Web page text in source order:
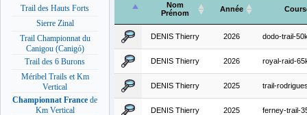
Trail des Hauts Forts
Sierre Zinal
Trail Championnat du
Canigou (Canigó)
Trail des 6 Burons
Méribel Trails et Km
Vertical
Championnat France de
Km Vertical
Nom
Prénom
Année
DENIS Thierry 2026 dodo-trail-
DENIS Thierry 2026 royal-raid-
DENIS Thierry 2025 trail-
DENIS Thierry 2025 ferney-trail-